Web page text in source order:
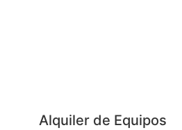
Alquiler de Equipos